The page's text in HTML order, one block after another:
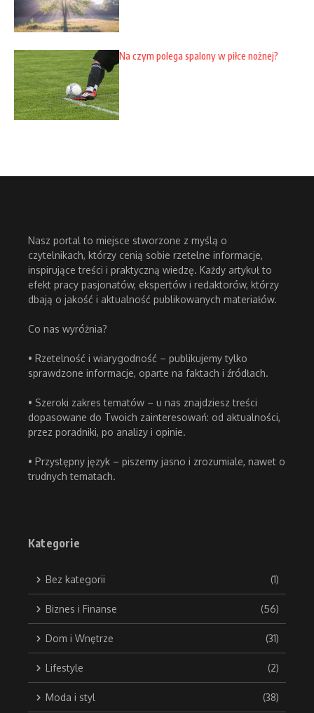
Na czym polega spalony w piłce nożnej?
Nasz portal to miejsce stworzone z myślą o
czytelnikach, którzy cenią sobie rzetelne informacje,
inspirujące treści i praktyczną wiedzę. Każdy artykuł to
efekt pracy pasjonatów, ekspertów i redaktorów, którzy
dbają o jakość i aktualność publikowanych materiałów.
Co nas wyróżnia?
• Rzetelność i wiarygodność – publikujemy tylko
sprawdzone informacje, oparte na faktach i źródłach.
• Szeroki zakres tematów – u nas znajdziesz treści
dopasowane do Twoich zainteresowań: od aktualności,
przez poradniki, po analizy i opinie.
• Przystępny język – piszemy jasno i zrozumiale, nawet o
trudnych tematach.
Kategorie
Bez kategorii (1)
Biznes i Finanse (56)
Dom i Wnętrze (31)
Lifestyle (2)
Moda i styl (38)